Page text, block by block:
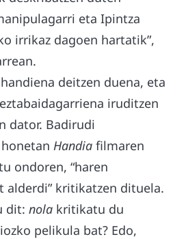
eta Ipintza
irrikaz dagoen hartatik”,
deitzen duena, eta
iruditzen
dator. Badirudi
Handia filmaren
ondoren, “haren
alderdi” kritikatzen dituela.
dit: nola kritikatu du
pelikula bat? Edo,